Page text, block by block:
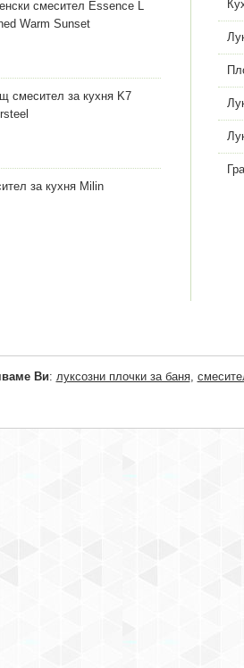
смесител Essence L
Warm Sunset
смесител за кухня K7
за кухня Milin
Ви: луксозни плочки за баня,